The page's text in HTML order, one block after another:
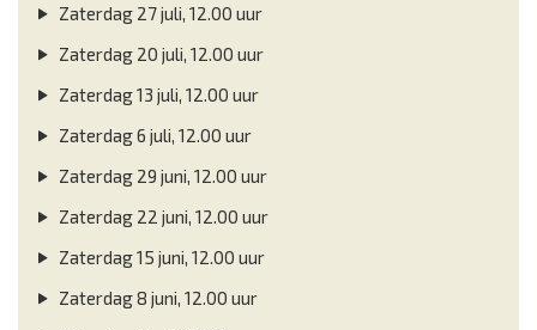
Zaterdag 27 juli, 12.00 uur
Zaterdag 20 juli, 12.00 uur
Zaterdag 13 juli, 12.00 uur
Zaterdag 6 juli, 12.00 uur
Zaterdag 29 juni, 12.00 uur
Zaterdag 22 juni, 12.00 uur
Zaterdag 15 juni, 12.00 uur
Zaterdag 8 juni, 12.00 uur